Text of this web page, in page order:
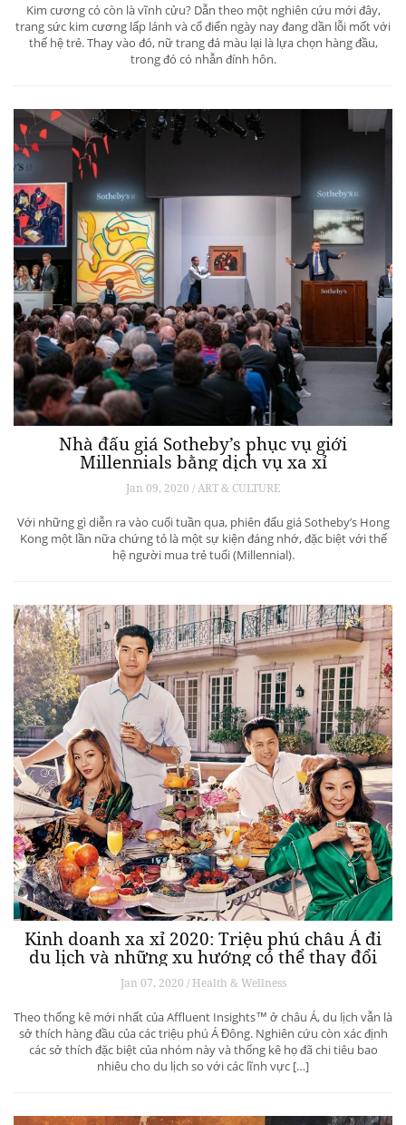
Kim cương có còn là vĩnh cửu? Dẫn theo một nghiên cứu mới đây,
trang sức kim cương lấp lánh và cổ điển ngày nay đang dần lỗi mốt với
thế hệ trẻ. Thay vào đó, nữ trang đá màu lại là lựa chọn hàng đầu,
trong đó có nhẫn đính hôn.
Nhà đấu giá Sotheby’s phục vụ giới
Millennials bằng dịch vụ xa xỉ
Jan 09, 2020 / ART & CULTURE
Với những gì diễn ra vào cuối tuần qua, phiên đấu giá Sotheby’s Hong
Kong một lần nữa chứng tỏ là một sự kiện đáng nhớ, đặc biệt với thế
hệ người mua trẻ tuổi (Millennial).
Kinh doanh xa xỉ 2020: Triệu phú châu Á đi
du lịch và những xu hướng có thể thay đổi
ngành du lịch thượng lưu
Jan 07, 2020 / Health & Wellness
Theo thống kê mới nhất của Affluent Insights™ ở châu Á, du lịch vẫn là
sở thích hàng đầu của các triệu phú Á Đông. Nghiên cứu còn xác định
các sở thích đặc biệt của nhóm này và thống kê họ đã chi tiêu bao
nhiêu cho du lịch so với các lĩnh vực […]